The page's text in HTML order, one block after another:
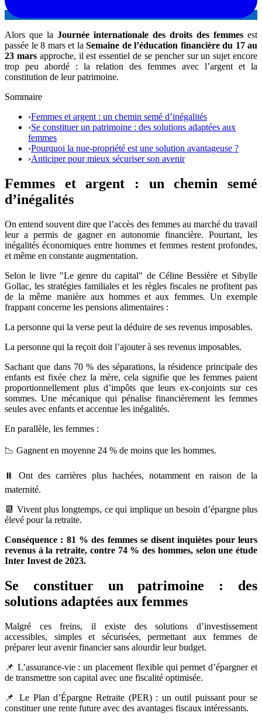
Alors que la Journée internationale des droits des femmes est
passée le 8 mars et la Semaine de l’éducation financière du 17 au
23 marsapproche, il est essentiel de se pencher sur un sujet encore
trop peu abordé : la relation des femmes avec l’argent et la
constitution de leur patrimoine.
Sommaire
›Femmes et argent : un chemin semé d’inégalités
›Se constituer un patrimoine : des solutions adaptées aux
femmes
›Pourquoi la nue-propriété est une solution avantageuse ?
›Anticiper pour mieux sécuriser son avenir
Femmes et argent : un chemin semé
d’inégalités
On entend souvent dire que l’accès des femmes au marché du travail
leur a permis de gagner en autonomie financière. Pourtant, les
inégalités économiques entre hommes et femmes restent profondes,
et même en constante augmentation.
Selon le livre "Le genre du capital" de Céline Bessière et Sibylle
Gollac, les stratégies familiales et les règles fiscales ne profitent pas
de la même manière aux hommes et aux femmes. Un exemple
frappant concerne les pensions alimentaires :
La personne qui la verse peut la déduire de ses revenus imposables.
La personne qui la reçoit doit l’ajouter à ses revenus imposables.
Sachant que dans 70 % des séparations, la résidence principale des
enfants est fixée chez la mère, cela signifie que les femmes paient
proportionnellement plus d’impôts que leurs ex-conjoints sur ces
sommes. Une mécanique qui pénalise financièrement les femmes
seules avec enfants et accentue les inégalités.
En parallèle, les femmes :
📉 Gagnent en moyenne 24 % de moins que les hommes.
⏸️ Ont des carrières plus hachées, notamment en raison de la
maternité.
📆 Vivent plus longtemps, ce qui implique un besoin d’épargne plus
élevé pour la retraite.
Conséquence : 81 % des femmes se disent inquiètes pour leurs
revenus à la retraite, contre 74 % des hommes, selon une étude
Inter Invest de 2023.
Se constituer un patrimoine : des
solutions adaptées aux femmes
Malgré ces freins, il existe des solutions d’investissement
accessibles, simples et sécurisées, permettant aux femmes de
préparer leur avenir financier sans alourdir leur budget.
📌 L’assurance-vie : un placement flexible qui permet d’épargner et
de transmettre son capital avec une fiscalité optimisée.
📌 Le Plan d’Épargne Retraite (PER) : un outil puissant pour se
constituer une rente future avec des avantages fiscaux intéressants.